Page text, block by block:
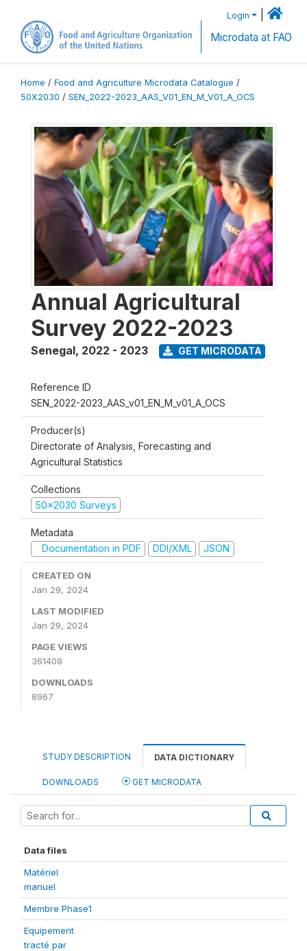
Login
Microdata at FAO
Home / Food and Agriculture Microdata Catalogue /
50X2030 / SEN_2022-2023_AAS_V01_EN_M_V01_A_OCS
Annual Agricultural
Survey 2022-2023
Senegal, 2022 - 2023 GET MICRODATA
Reference ID
SEN_2022-2023_AAS_v01_EN_M_v01_A_OCS
Producer(s)
Directorate of Analysis, Forecasting and
Agricultural Statistics
Collections
50x2030 Surveys
Metadata
Documentation in PDF
DDI/XML JSON
CREATED ON
Jan 29, 2024
LAST MODIFIED
Jan 29, 2024
PAGE VIEWS
361408
DOWNLOADS
8967
STUDY DESCRIPTION DATA DICTIONARY
DOWNLOADS GET MICRODATA
Data files
Matériel
manuel
Membre Phase1
Equipement
tracté par